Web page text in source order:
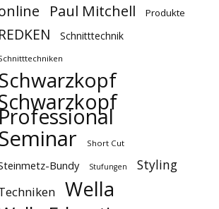
Paul Mitchell Produkte
REDKEN Schnitttechnik
Short Cut
Bundy Stufungen Styling
Wella